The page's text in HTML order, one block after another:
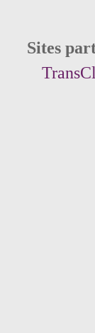
Sites